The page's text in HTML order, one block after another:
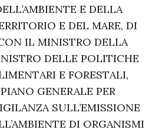
E DELLA
E DEL MARE, DI
IL MINISTRO DELLA
DELLE POLITICHE
E FORESTALI,
GENERALE PER
SULL’EMISSIONE
DI ORGANISMI